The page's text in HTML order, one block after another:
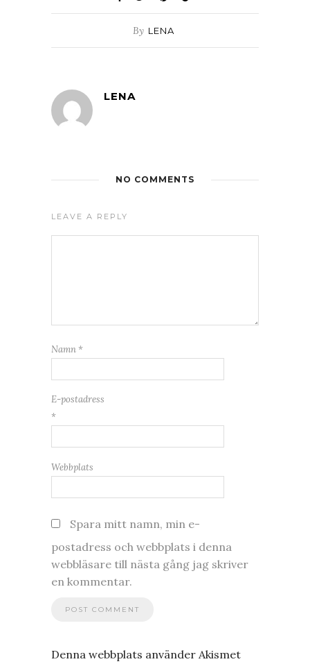
By LENA
LENA
NO COMMENTS
LEAVE A REPLY
Namn *
E-postadress
*
Webbplats
Spara mitt namn, min e-
postadress och webbplats i denna
webbläsare till nästa gång jag skriver
en kommentar.
Denna webbplats använder Akismet